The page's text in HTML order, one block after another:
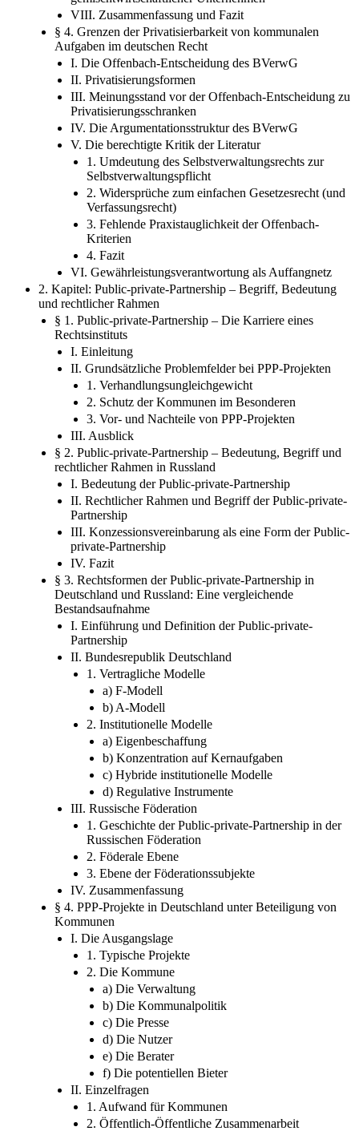
VIII. Zusammenfassung und Fazit
§ 4. Grenzen der Privatisierbarkeit von kommunalen
Aufgaben im deutschen Recht
I. Die Offenbach-Entscheidung des BVerwG
II. Privatisierungsformen
III. Meinungsstand vor der Offenbach-Entscheidung zu
Privatisierungsschranken
IV. Die Argumentationsstruktur des BVerwG
V. Die berechtigte Kritik der Literatur
1. Umdeutung des Selbstverwaltungsrechts zur
Selbstverwaltungspflicht
2. Widersprüche zum einfachen Gesetzesrecht (und
Verfassungsrecht)
3. Fehlende Praxistauglichkeit der Offenbach-
Kriterien
4. Fazit
VI. Gewährleistungsverantwortung als Auffangnetz
2. Kapitel: Public-private-Partnership – Begriff, Bedeutung
und rechtlicher Rahmen
§ 1. Public-private-Partnership – Die Karriere eines
Rechtsinstituts
I. Einleitung
II. Grundsätzliche Problemfelder bei PPP-Projekten
1. Verhandlungsungleichgewicht
2. Schutz der Kommunen im Besonderen
3. Vor- und Nachteile von PPP-Projekten
III. Ausblick
§ 2. Public-private-Partnership – Bedeutung, Begriff und
rechtlicher Rahmen in Russland
I. Bedeutung der Public-private-Partnership
II. Rechtlicher Rahmen und Begriff der Public-private-
Partnership
III. Konzessionsvereinbarung als eine Form der Public-
private-Partnership
IV. Fazit
§ 3. Rechtsformen der Public-private-Partnership in
Deutschland und Russland: Eine vergleichende
Bestandsaufnahme
I. Einführung und Definition der Public-private-
Partnership
II. Bundesrepublik Deutschland
1. Vertragliche Modelle
a) F-Modell
b) A-Modell
2. Institutionelle Modelle
a) Eigenbeschaffung
b) Konzentration auf Kernaufgaben
c) Hybride institutionelle Modelle
d) Regulative Instrumente
III. Russische Föderation
1. Geschichte der Public-private-Partnership in der
Russischen Föderation
2. Föderale Ebene
3. Ebene der Föderationssubjekte
IV. Zusammenfassung
§ 4. PPP-Projekte in Deutschland unter Beteiligung von
Kommunen
I. Die Ausgangslage
1. Typische Projekte
2. Die Kommune
a) Die Verwaltung
b) Die Kommunalpolitik
c) Die Presse
d) Die Nutzer
e) Die Berater
f) Die potentiellen Bieter
II. Einzelfragen
1. Aufwand für Kommunen
2. Öffentlich-Öffentliche Zusammenarbeit